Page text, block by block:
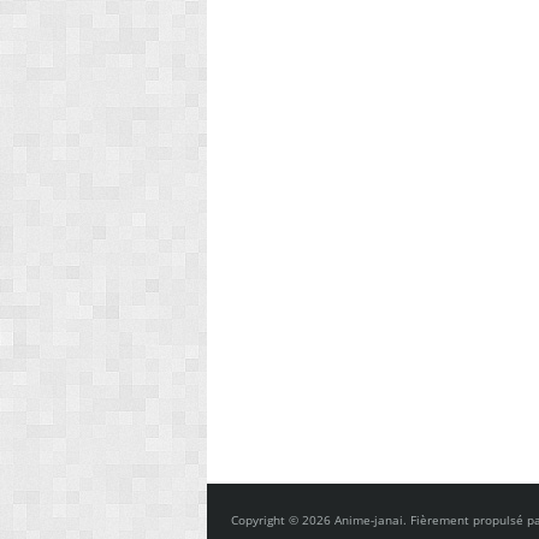
Copyright © 2026 Anime-janai. Fièrement propulsé